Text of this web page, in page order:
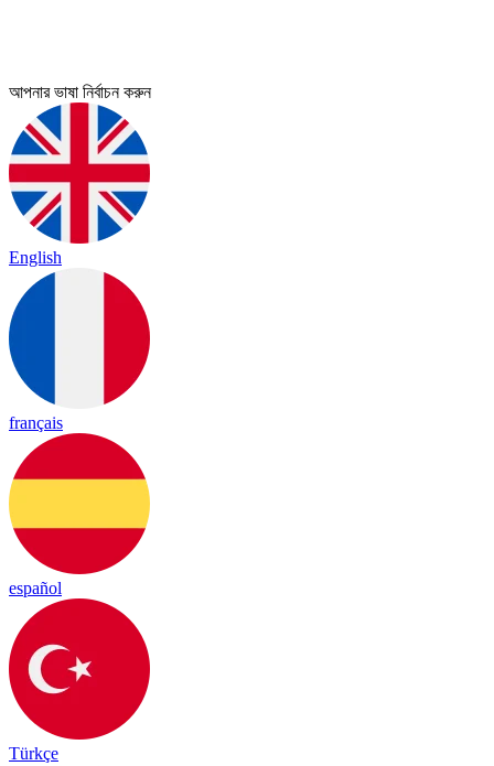
আপনার ভাষা নির্বাচন করুন
English
français
español
Türkçe